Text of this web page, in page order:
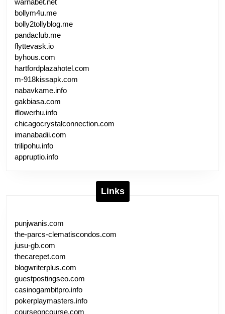
bollym4u.me
bolly2tollyblog.me
pandaclub.me
flyttevask.io
byhous.com
hartfordplazahotel.com
m-918kissapk.com
nabavkame.info
gakbiasa.com
iflowerhu.info
chicagocrystalconnection.com
imanabadii.com
trilipohu.info
appruptio.info
Links
punjwanis.com
the-parcs-clematiscondos.com
jusu-gb.com
thecarepet.com
blogwriterplus.com
guestpostingseo.com
casinogambitpro.info
pokerplaymasters.info
courseoncourse.com